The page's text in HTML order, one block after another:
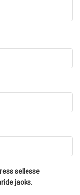
sellesse
jaoks.